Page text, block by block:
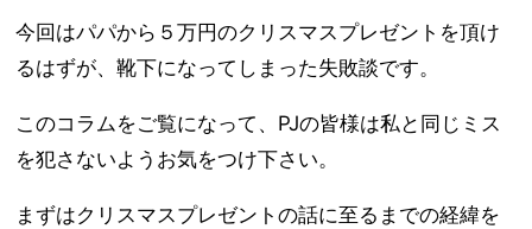
今回はパパから５万円のクリスマスプレゼントを頂け
るはずが、靴下になってしまった失敗談です。
このコラムをご覧になって、PJの皆様は私と同じミス
を犯さないようお気をつけ下さい。
まずはクリスマスプレゼントの話に至るまでの経緯を